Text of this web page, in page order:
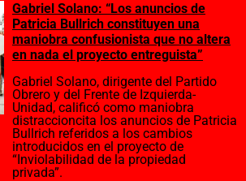
Gabriel Solano: “Los anuncios de
Patricia Bullrich constituyen una
maniobra confusionista que no altera
en nada el proyecto entreguista”
Gabriel Solano, dirigente del Partido
Obrero y del Frente de Izquierda-
Unidad, calificó como maniobra
distraccioncita los anuncios de Patricia
Bullrich referidos a los cambios
introducidos en el proyecto de
“Inviolabilidad de la propiedad
privada”.